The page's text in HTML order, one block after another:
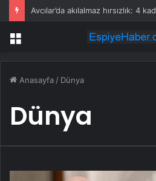
Menü
Anasayfa / Dünya
Dünya